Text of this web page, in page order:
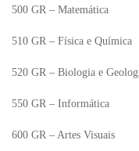
500 GR – Matemática
510 GR – Física e Química
520 GR – Biologia e
550 GR – Informática
600 GR – Artes Visuais